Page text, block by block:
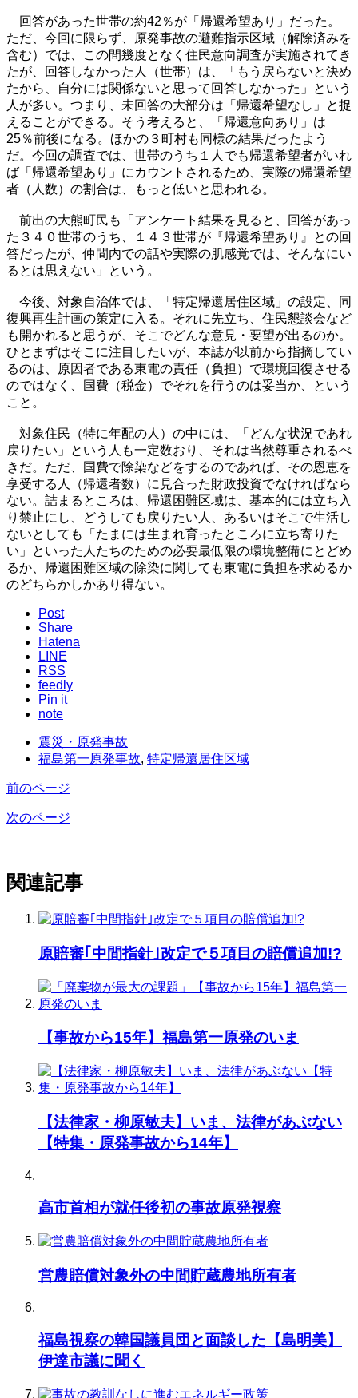
回答があった世帯の約42％が「帰還希望あり」だった。
ただ、今回に限らず、原発事故の避難指示区域（解除済みを
含む）では、この間幾度となく住民意向調査が実施されてき
たが、回答しなかった人（世帯）は、「もう戻らないと決め
たから、自分には関係ないと思って回答しなかった」という
人が多い。つまり、未回答の大部分は「帰還希望なし」と捉
えることができる。そう考えると、「帰還意向あり」は
25％前後になる。ほかの３町村も同様の結果だったよう
だ。今回の調査では、世帯のうち１人でも帰還希望者がいれ
ば「帰還希望あり」にカウントされるため、実際の帰還希望
者（人数）の割合は、もっと低いと思われる。
前出の大熊町民も「アンケート結果を見ると、回答があっ
た３４０世帯のうち、１４３世帯が『帰還希望あり』との回
答だったが、仲間内での話や実際の肌感覚では、そんなにい
るとは思えない」という。
今後、対象自治体では、「特定帰還居住区域」の設定、同
復興再生計画の策定に入る。それに先立ち、住民懇談会など
も開かれると思うが、そこでどんな意見・要望が出るのか。
ひとまずはそこに注目したいが、本誌が以前から指摘してい
るのは、原因者である東電の責任（負担）で環境回復させる
のではなく、国費（税金）でそれを行うのは妥当か、という
こと。
対象住民（特に年配の人）の中には、「どんな状況であれ
戻りたい」という人も一定数おり、それは当然尊重されるべ
きだ。ただ、国費で除染などをするのであれば、その恩恵を
享受する人（帰還者数）に見合った財政投資でなければなら
ない。詰まるところは、帰還困難区域は、基本的には立ち入
り禁止にし、どうしても戻りたい人、あるいはそこで生活し
ないとしても「たまには生まれ育ったところに立ち寄りた
い」といった人たちのための必要最低限の環境整備にとどめ
るか、帰還困難区域の除染に関しても東電に負担を求めるか
のどちらかしかあり得ない。
Post
Share
Hatena
LINE
RSS
feedly
Pin it
note
震災・原発事故
福島第一原発事故, 特定帰還居住区域
前のページ
次のページ
関連記事
原賠審｢中間指針｣改定で５項目の賠償追加!?
【事故から15年】福島第一原発のいま
【法律家・柳原敏夫】いま、法律があぶない
【特集・原発事故から14年】
高市首相が就任後初の事故原発視察
営農賠償対象外の中間貯蔵農地所有者
福島視察の韓国議員団と面談した【島明美】
伊達市議に聞く